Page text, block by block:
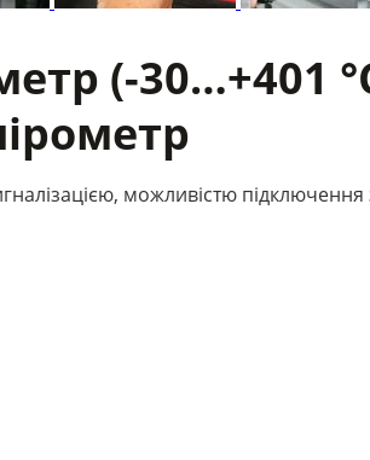
(-30…+401
можливістю підключення